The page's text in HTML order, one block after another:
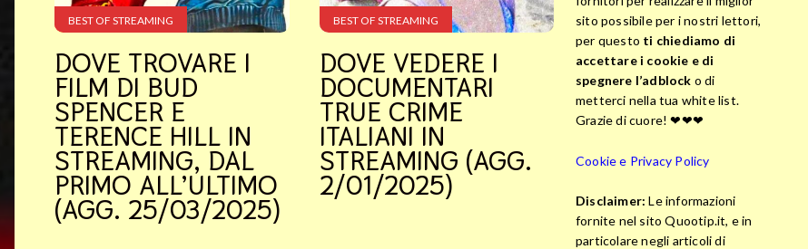
BEST OF STREAMING
DOVE TROVARE I
FILM DI BUD
SPENCER E
TERENCE HILL IN
STREAMING, DAL
PRIMO ALL’ULTIMO
(AGG. 25/03/2025)
BEST OF STREAMING
DOVE VEDERE I
DOCUMENTARI
TRUE CRIME
ITALIANI IN
STREAMING (AGG.
2/01/2025)
sito possibile per i nostri lettori,
per questo ti chiediamo di
accettare i cookie e di
spegnere l’adblock o di
metterci nella tua white list.
Grazie di cuore! ❤❤❤
Cookie e Privacy Policy
Disclaimer: Le informazioni
fornite nel sito Quootip.it, e in
particolare negli articoli di